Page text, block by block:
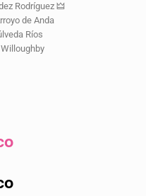
Rodríguez 🜲
de Anda
Ríos